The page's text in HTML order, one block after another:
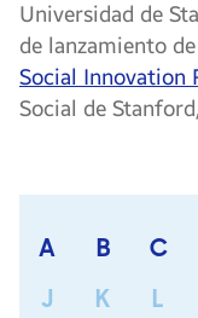
Universidad de
de lanzamiento
Social Innovation
Social de
A B C
J
K L